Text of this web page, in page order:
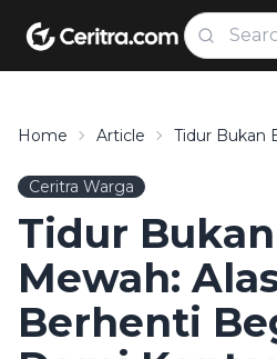
Home Article Tidur Bukan
Ceritra Warga
Tidur
Mewah:
Berhenti